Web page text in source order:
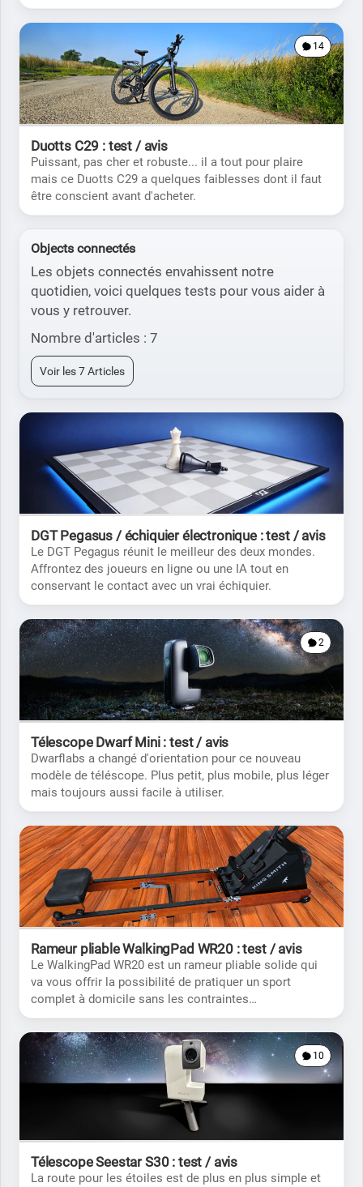
650 watts quand c'est nécessaire.
14
Duotts C29 : test / avis
Puissant, pas cher et robuste... il a tout pour plaire
mais ce Duotts C29 a quelques faiblesses dont il faut
être conscient avant d'acheter.
Objects connectés
Les objets connectés envahissent notre
quotidien, voici quelques tests pour vous aider à
vous y retrouver.
Nombre d'articles : 7
Voir les 7 Articles
DGT Pegasus / échiquier électronique : test / avis
Le DGT Pegagus réunit le meilleur des deux mondes.
Affrontez des joueurs en ligne ou une IA tout en
conservant le contact avec un vrai échiquier.
2
Télescope Dwarf Mini : test / avis
Dwarflabs a changé d'orientation pour ce nouveau
modèle de téléscope. Plus petit, plus mobile, plus léger
mais toujours aussi facile à utiliser.
Rameur pliable WalkingPad WR20 : test / avis
Le WalkingPad WR20 est un rameur pliable solide qui
va vous offrir la possibilité de pratiquer un sport
complet à domicile sans les contraintes
d'encombrement ni les couienements liés aux
mouvements.
10
Télescope Seestar S30 : test / avis
La route pour les étoiles est de plus en plus simple et